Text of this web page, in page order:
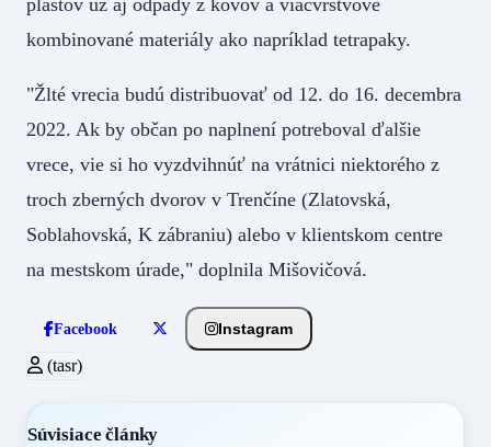
kombinované materiály ako napríklad tetrapaky.
"Žlté vrecia budú distribuovať od 12. do 16. decembra
2022. Ak by občan po naplnení potreboval ďalšie
vrece, vie si ho vyzdvihnúť na vrátnici niektorého z
troch zberných dvorov v Trenčíne (Zlatovská,
Soblahovská, K zábraniu) alebo v klientskom centre
na mestskom úrade," doplnila Mišovičová.
Facebook Instagram
(tasr)
Súvisiace články